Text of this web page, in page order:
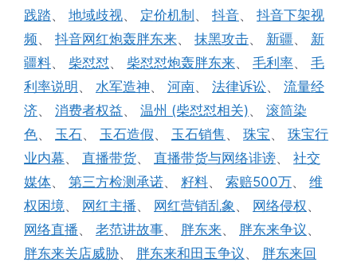
践踏、 地域歧视、 定价机制、 抖音、 抖音下架视
频、 抖音网红炮轰胖东来、 抹黑攻击、 新疆、 新
疆料、 柴怼怼、 柴怼怼炮轰胖东来、 毛利率、 毛
利率说明、 水军造神、 河南、 法律诉讼、 流量经
济、 消费者权益、 温州 (柴怼怼相关)、 滚筒染
色、 玉石、 玉石造假、 玉石销售 、 珠宝、 珠宝行
业内幕、 直播带货、 直播带货与网络诽谤、 社交
媒体、 第三方检测承诺、 籽料、 索赔500万、 维
权困境、 网红主播、 网红营销乱象 、 网络侵权 、
网络直播、 老范讲故事、 胖东来、 胖东来争议 、
胖东来关店威胁、 胖东来和田玉争议 、 胖东来回